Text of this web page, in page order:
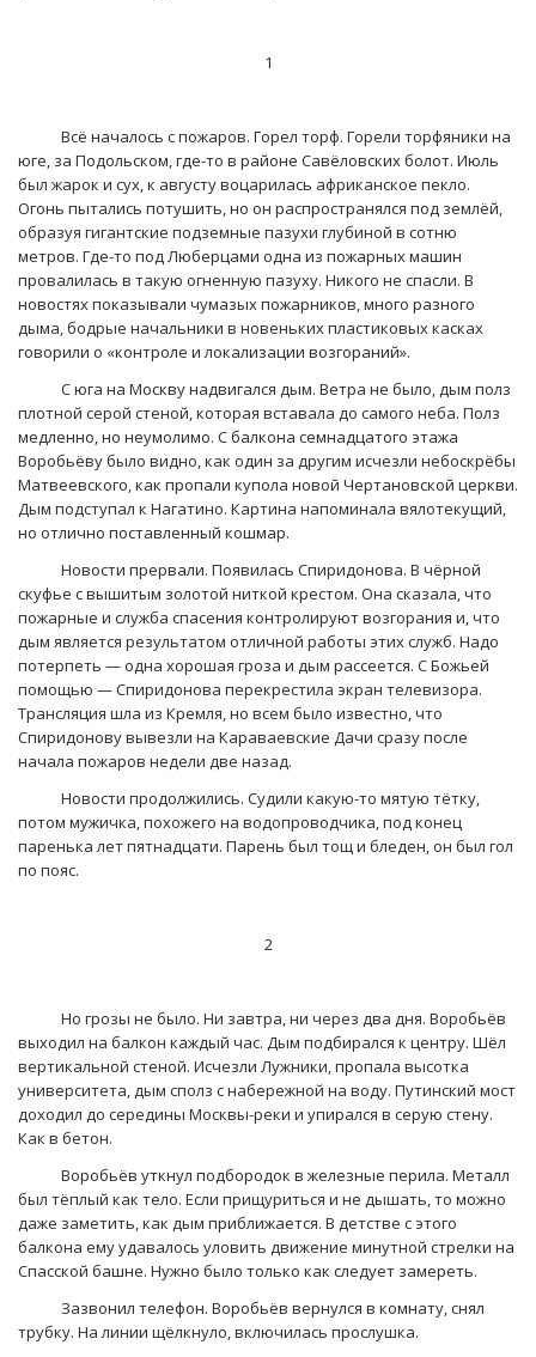
1
Всё началось с пожаров. Горел торф. Горели торфяники на
юге, за Подольском, где-то в районе Савёловских болот. Июль
был жарок и сух, к августу воцарилась африканское пекло.
Огонь пытались потушить, но он распространялся под землёй,
образуя гигантские подземные пазухи глубиной в сотню
метров. Где-то под Люберцами одна из пожарных машин
провалилась в такую огненную пазуху. Никого не спасли. В
новостях показывали чумазых пожарников, много разного
дыма, бодрые начальники в новеньких пластиковых касках
говорили о «контроле и локализации возгораний».
С юга на Москву надвигался дым. Ветра не было, дым полз
плотной серой стеной, которая вставала до самого неба. Полз
медленно, но неумолимо. С балкона семнадцатого этажа
Воробьёву было видно, как один за другим исчезли небоскрёбы
Матвеевского, как пропали купола новой Чертановской церкви.
Дым подступал к Нагатино. Картина напоминала вялотекущий,
но отлично поставленный кошмар.
Новости прервали. Появилась Спиридонова. В чёрной
скуфье с вышитым золотой ниткой крестом. Она сказала, что
пожарные и служба спасения контролируют возгорания и, что
дым является результатом отличной работы этих служб. Надо
потерпеть — одна хорошая гроза и дым рассеется. С Божьей
помощью — Спиридонова перекрестила экран телевизора.
Трансляция шла из Кремля, но всем было известно, что
Спиридонову вывезли на Караваевские Дачи сразу после
начала пожаров недели две назад.
Новости продолжились. Судили какую-то мятую тётку,
потом мужичка, похожего на водопроводчика, под конец
паренька лет пятнадцати. Парень был тощ и бледен, он был гол
по пояс.
2
Но грозы не было. Ни завтра, ни через два дня. Воробьёв
выходил на балкон каждый час. Дым подбирался к центру. Шёл
вертикальной стеной. Исчезли Лужники, пропала высотка
университета, дым сполз с набережной на воду. Путинский мост
доходил до середины Москвы-реки и упирался в серую стену.
Как в бетон.
Воробьёв уткнул подбородок в железные перила. Металл
был тёплый как тело. Если прищуриться и не дышать, то можно
даже заметить, как дым приближается. В детстве с этого
балкона ему удавалось уловить движение минутной стрелки на
Спасской башне. Нужно было только как следует замереть.
Зазвонил телефон. Воробьёв вернулся в комнату, снял
трубку. На линии щёлкнуло, включилась прослушка.